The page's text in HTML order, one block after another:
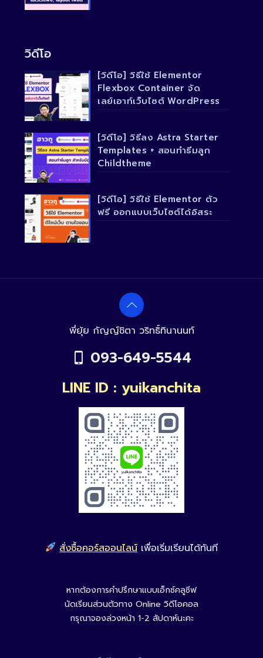
วิดีโอ
[วิดีโอ] วิธีใช้ Elementor
Flexbox Container จัด
เลย์เอาท์เว็บไซต์ WordPress
[วิดีโอ] วิธีลง Astra Starter
Templates + สอนทำธีมลูก
Childtheme
[วิดีโอ] วิธีใช้ Elementor ตัว
ฟรี ออกแบบเว็บไซต์ได้อิสระ
พี่ยุ้ย กัญญ์ชิตา วริทธิ์ทินานนท์
093-649-5544
LINE ID : yuikanchita
สั่งซื้อคอร์สออนไลน์ เพื่อเริ่มเรียนได้ทันที
หากต้องการคำปรึกษาแบบเอ็กซ์คลูซีฟ
นัดเรียนส่วนตัวทาง Online วิดีโอคอล
กรุณาจองล่วงหน้า 1-2 สัปดาห์นะคะ